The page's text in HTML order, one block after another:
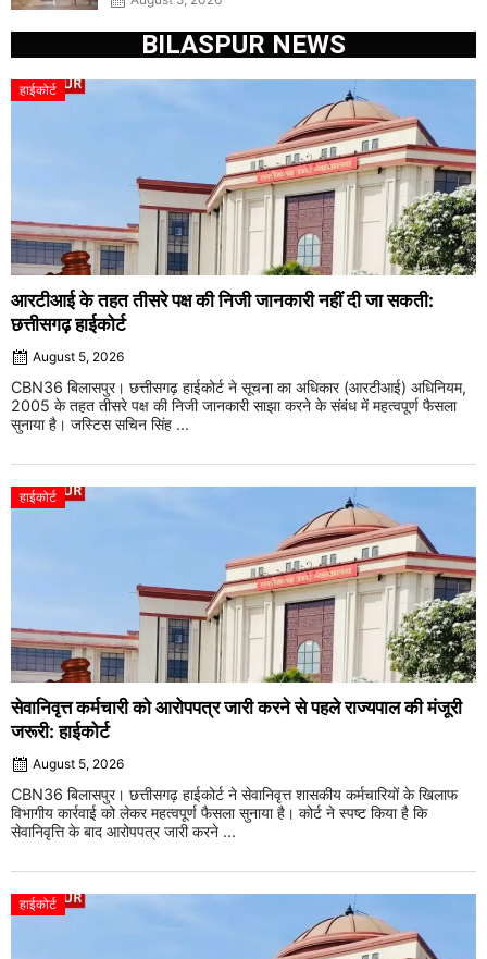
BILASPUR NEWS
हाईकोर्ट
आरटीआई के तहत तीसरे पक्ष की निजी जानकारी नहीं दी जा सकती:
छत्तीसगढ़ हाईकोर्ट
August 5, 2026
CBN36 बिलासपुर। छत्तीसगढ़ हाईकोर्ट ने सूचना का अधिकार (आरटीआई) अधिनियम,
2005 के तहत तीसरे पक्ष की निजी जानकारी साझा करने के संबंध में महत्वपूर्ण फैसला
सुनाया है। जस्टिस सचिन सिंह ...
हाईकोर्ट
सेवानिवृत्त कर्मचारी को आरोपपत्र जारी करने से पहले राज्यपाल की मंजूरी
जरूरी: हाईकोर्ट
August 5, 2026
CBN36 बिलासपुर। छत्तीसगढ़ हाईकोर्ट ने सेवानिवृत्त शासकीय कर्मचारियों के खिलाफ
विभागीय कार्रवाई को लेकर महत्वपूर्ण फैसला सुनाया है। कोर्ट ने स्पष्ट किया है कि
सेवानिवृत्ति के बाद आरोपपत्र जारी करने ...
हाईकोर्ट